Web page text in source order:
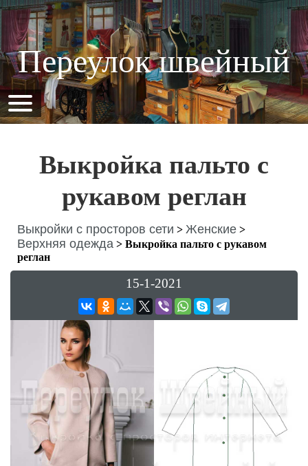
Переулок швейный
Выкройка пальто с
рукавом реглан
Выкройки с просторов сети > Женские >
Верхняя одежда > Выкройка пальто с рукавом
реглан
15-1-2021